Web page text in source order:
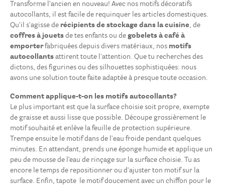
Transforme l’ancien en nouveau! Avec nos motifs décoratifs
autocollants, il est facile de requinquer les articles domestiques.
Qu'il s'agisse de récipients de stockage dans la cuisine, de
coffres à jouets de tes enfants ou de gobelets à café à
emporterfabriquées depuis divers matériaux, nos motifs
autocollants attirent toute l'attention. Que tu recherches des
dictons, des figurines ou des silhouettes sophistiquées: nous
avons une solution toute faite adaptée à presque toute occasion.
Comment applique-t-on les motifs autocollants?
Le plus important est que la surface choisie soit propre, exempte
de graisse et aussi lisse que possible. Découpe grossièrement le
motif souhaité et enlève la feuille de protection supérieure.
Trempe ensuite le motif dans de l'eau froide pendant quelques
minutes. En attendant, prends une éponge humide et applique un
peu de mousse de l’eau de rinçage sur la surface choisie. Tu as
encore le temps de repositionner ou d'ajuster ton motif sur la
surface. Enfin, tapote le motif doucement avec un chiffon pour le